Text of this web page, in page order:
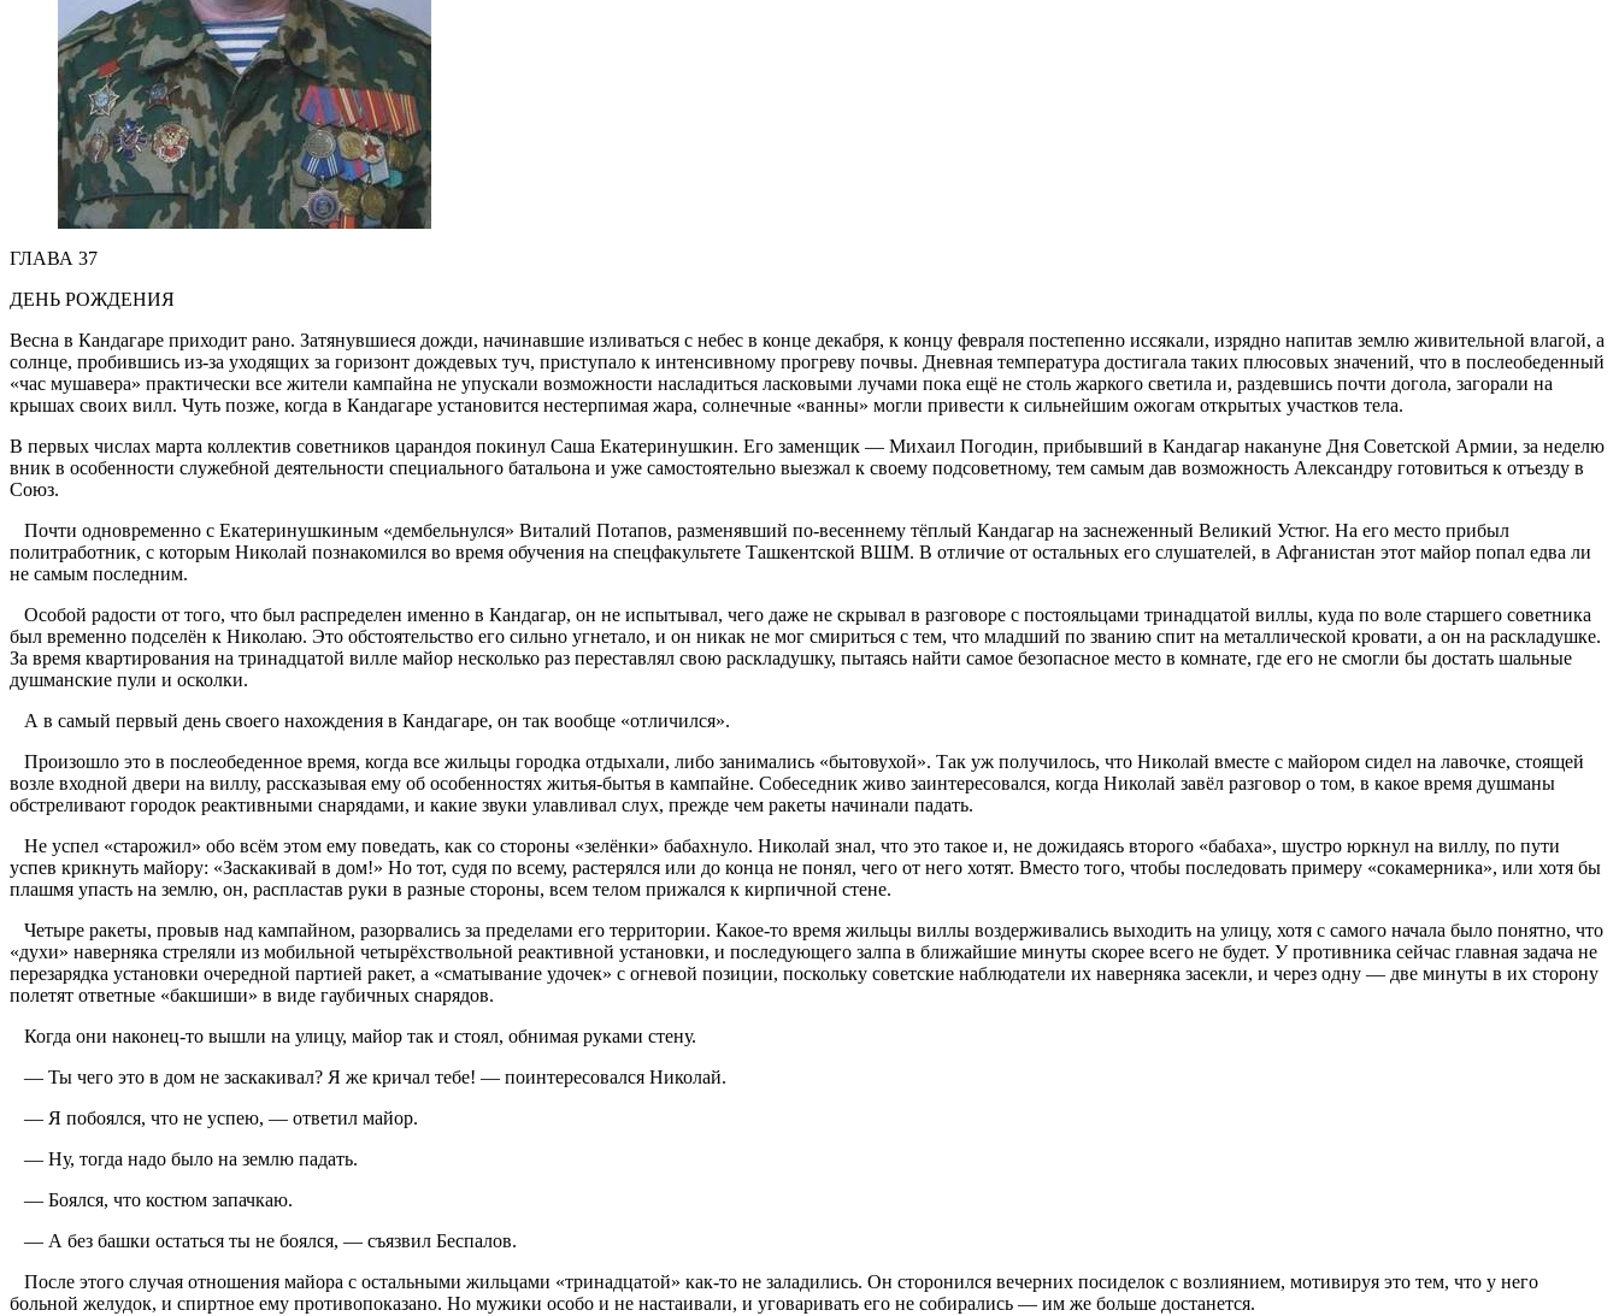
ГЛАВА 37
ДЕНЬ РОЖДЕНИЯ
Весна в Кандагаре приходит рано. Затянувшиеся дожди, начинавшие изливаться с небес в конце декабря, к концу февраля постепенно иссякали, изрядно напитав землю живительной влагой, а
солнце, пробившись из-за уходящих за горизонт дождевых туч, приступало к интенсивному прогреву почвы. Дневная температура достигала таких плюсовых значений, что в послеобеденный
«час мушавера» практически все жители кампайна не упускали возможности насладиться ласковыми лучами пока ещё не столь жаркого светила и, раздевшись почти догола, загорали на
крышах своих вилл. Чуть позже, когда в Кандагаре установится нестерпимая жара, солнечные «ванны» могли привести к сильнейшим ожогам открытых участков тела.
В первых числах марта коллектив советников царандоя покинул Саша Екатеринушкин. Его заменщик — Михаил Погодин, прибывший в Кандагар накануне Дня Советской Армии, за неделю
вник в особенности служебной деятельности специального батальона и уже самостоятельно выезжал к своему подсоветному, тем самым дав возможность Александру готовиться к отъезду в
Союз.
Почти одновременно с Екатеринушкиным «дембельнулся» Виталий Потапов, разменявший по-весеннему тёплый Кандагар на заснеженный Великий Устюг. На его место прибыл
политработник, с которым Николай познакомился во время обучения на спецфакультете Ташкентской ВШМ. В отличие от остальных его слушателей, в Афганистан этот майор попал едва ли
не самым последним.
Особой радости от того, что был распределен именно в Кандагар, он не испытывал, чего даже не скрывал в разговоре с постояльцами тринадцатой виллы, куда по воле старшего советника
был временно подселён к Николаю. Это обстоятельство его сильно угнетало, и он никак не мог смириться с тем, что младший по званию спит на металлической кровати, а он на раскладушке.
За время квартирования на тринадцатой вилле майор несколько раз переставлял свою раскладушку, пытаясь найти самое безопасное место в комнате, где его не смогли бы достать шальные
душманские пули и осколки.
А в самый первый день своего нахождения в Кандагаре, он так вообще «отличился».
Произошло это в послеобеденное время, когда все жильцы городка отдыхали, либо занимались «бытовухой». Так уж получилось, что Николай вместе с майором сидел на лавочке, стоящей
возле входной двери на виллу, рассказывая ему об особенностях житья-бытья в кампайне. Собеседник живо заинтересовался, когда Николай завёл разговор о том, в какое время душманы
обстреливают городок реактивными снарядами, и какие звуки улавливал слух, прежде чем ракеты начинали падать.
Не успел «старожил» обо всём этом ему поведать, как со стороны «зелёнки» бабахнуло. Николай знал, что это такое и, не дожидаясь второго «бабаха», шустро юркнул на виллу, по пути
успев крикнуть майору: «Заскакивай в дом!» Но тот, судя по всему, растерялся или до конца не понял, чего от него хотят. Вместо того, чтобы последовать примеру «сокамерника», или хотя бы
плашмя упасть на землю, он, распластав руки в разные стороны, всем телом прижался к кирпичной стене.
Четыре ракеты, провыв над кампайном, разорвались за пределами его территории. Какое-то время жильцы виллы воздерживались выходить на улицу, хотя с самого начала было понятно, что
«духи» наверняка стреляли из мобильной четырёхствольной реактивной установки, и последующего залпа в ближайшие минуты скорее всего не будет. У противника сейчас главная задача не
перезарядка установки очередной партией ракет, а «сматывание удочек» с огневой позиции, поскольку советские наблюдатели их наверняка засекли, и через одну — две минуты в их сторону
полетят ответные «бакшиши» в виде гаубичных снарядов.
Когда они наконец-то вышли на улицу, майор так и стоял, обнимая руками стену.
— Ты чего это в дом не заскакивал? Я же кричал тебе! — поинтересовался Николай.
— Я побоялся, что не успею, — ответил майор.
— Ну, тогда надо было на землю падать.
— Боялся, что костюм запачкаю.
— А без башки остаться ты не боялся, — съязвил Беспалов.
После этого случая отношения майора с остальными жильцами «тринадцатой» как-то не заладились. Он сторонился вечерних посиделок с возлиянием, мотивируя это тем, что у него
больной желудок, и спиртное ему противопоказано. Но мужики особо и не настаивали, и уговаривать его не собирались — им же больше достанется.